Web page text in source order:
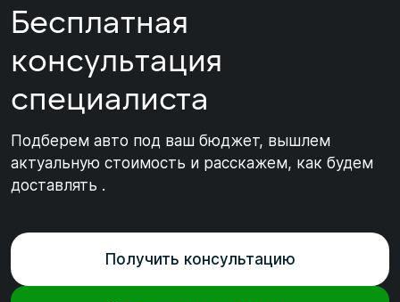
Бесплатная
консультация
специалиста
Подберем авто под ваш бюджет, вышлем
актуальную стоимость и расскажем, как будем
доставлять .
Получить консультацию